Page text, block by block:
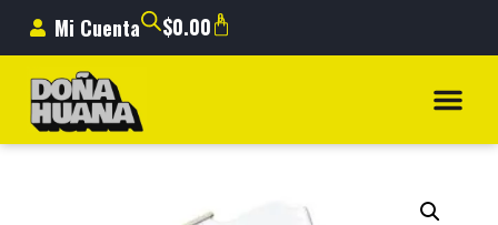
Mi Cuenta $0.00 0